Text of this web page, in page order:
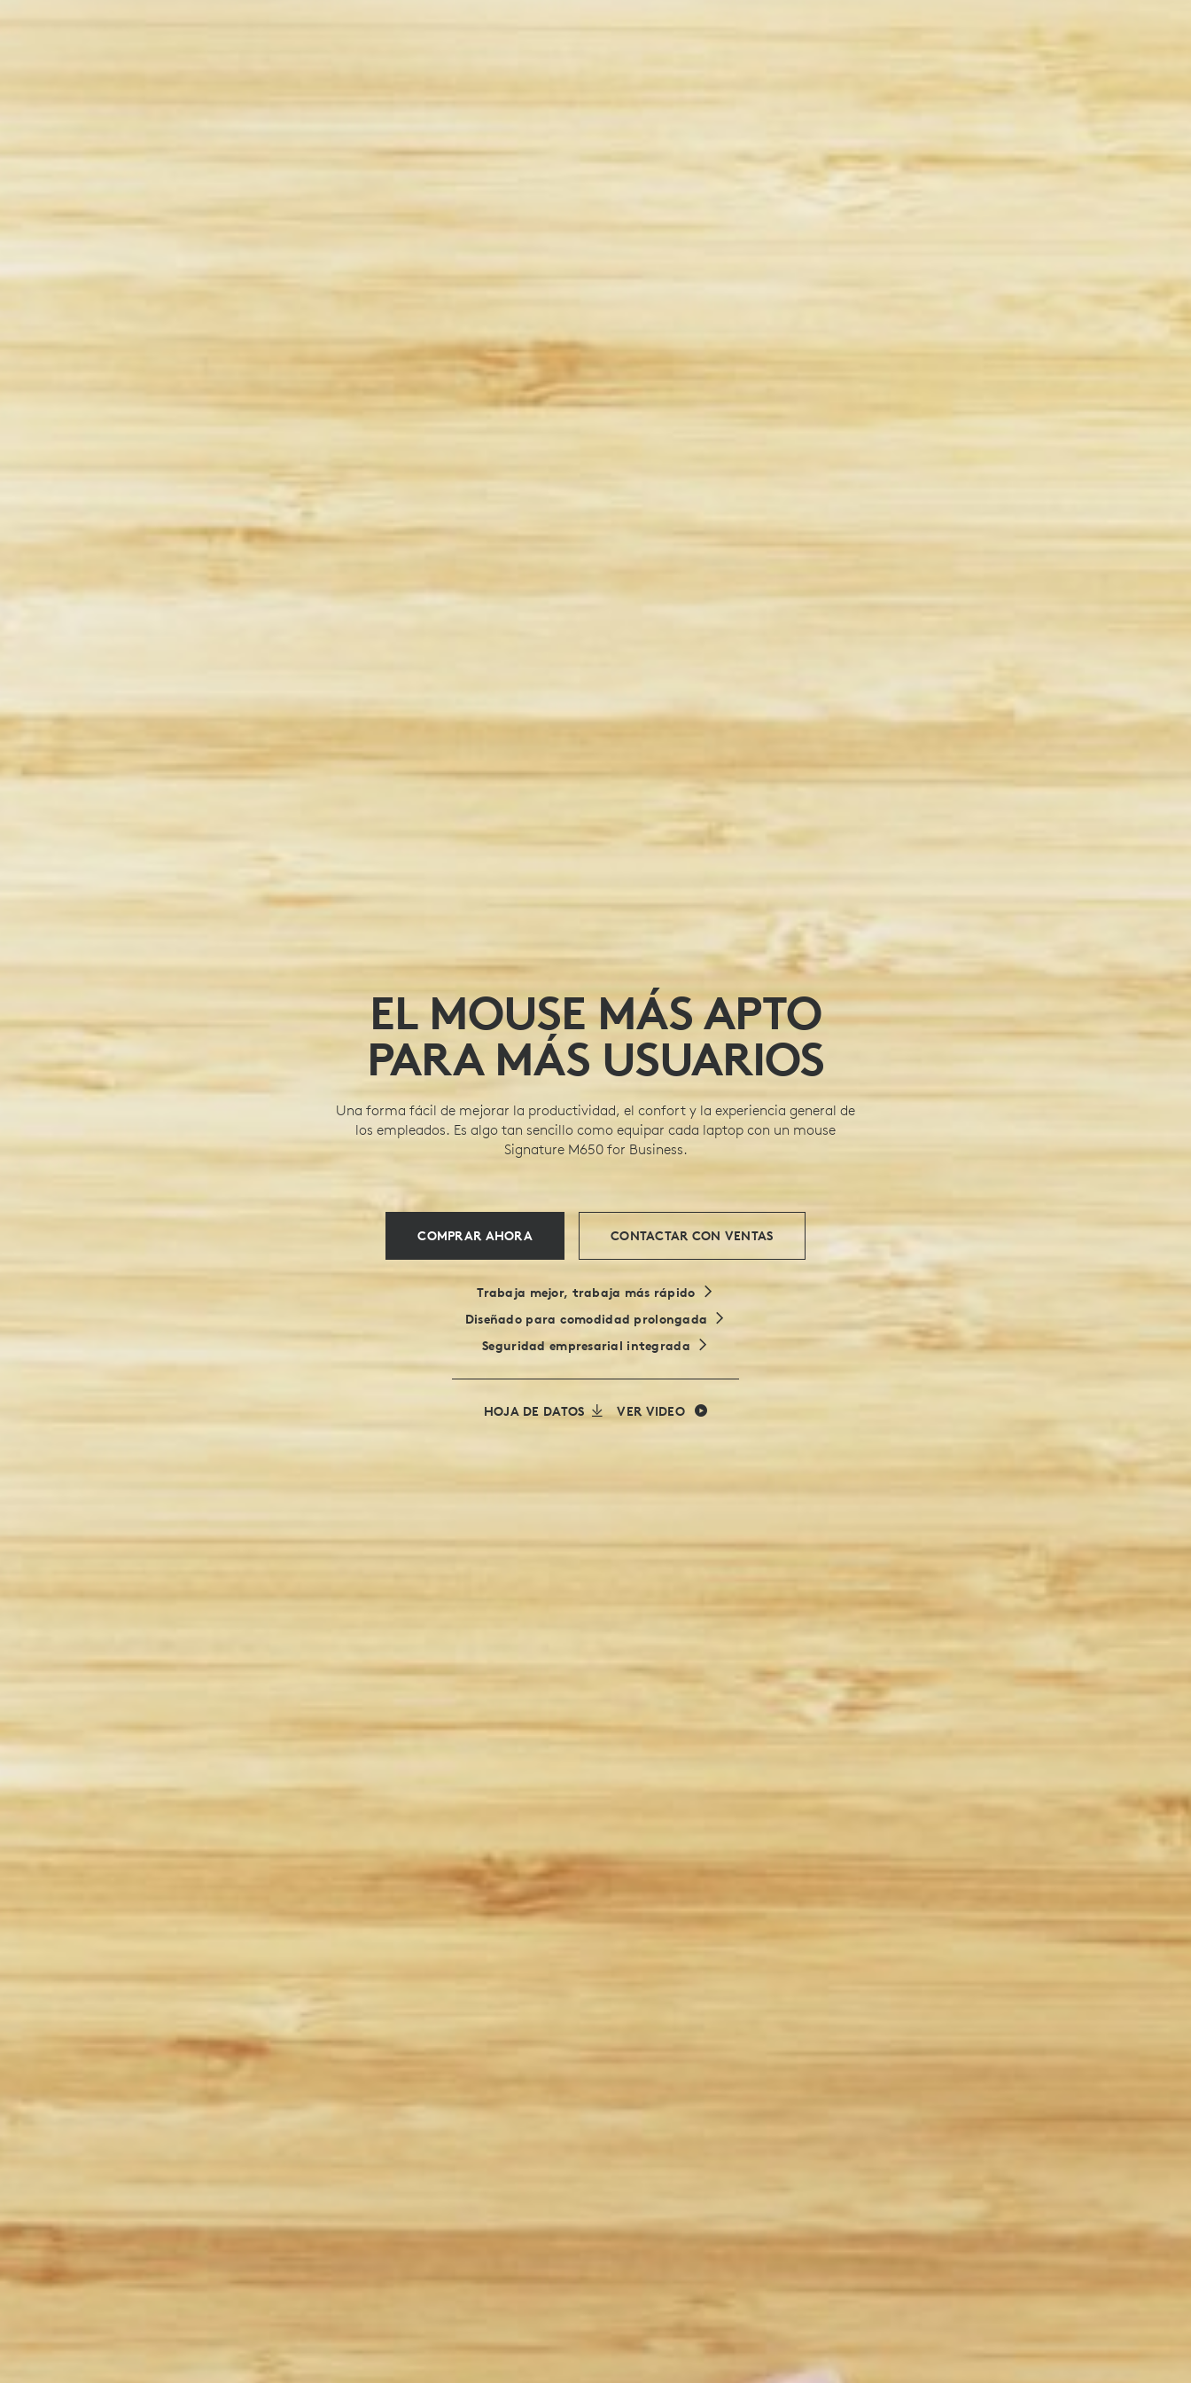
EL MOUSE MÁS APTO
PARA MÁS USUARIOS
Una forma fácil de mejorar la productividad, el confort y la experiencia general de
los empleados. Es algo tan sencillo como equipar cada laptop con un mouse
Signature M650 for Business.
COMPRAR AHORA CONTACTAR CON VENTAS
Trabaja mejor, trabaja más rápido
Diseñado para comodidad prolongada
Seguridad empresarial integrada
HOJA DE DATOS VER VIDEO